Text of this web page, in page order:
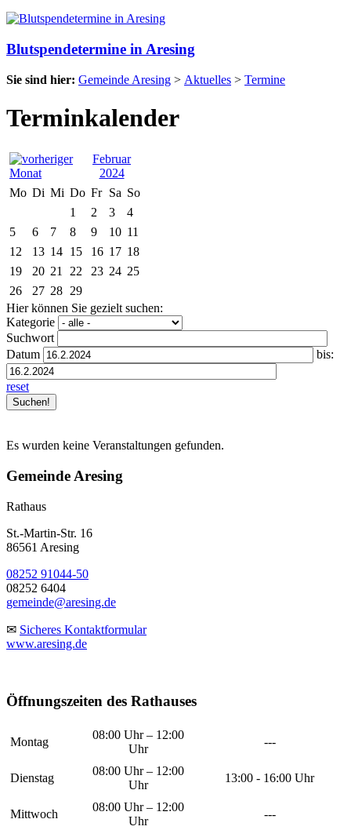
Blutspendetermine in Aresing
Sie sind hier: Gemeinde Aresing > Aktuelles > Termine
Terminkalender
Februar
2024
Mo Di Mi Do Fr Sa So
1
2 3
4
5
6 7 8 9 10 11
12
13 14 15 16 17 18
19
20 21 22 23 24 25
26
27 28 29
Hier können Sie gezielt suchen:
Kategorie
Suchwort
Datum
bis:
reset
Es wurden keine Veranstaltungen gefunden.
Gemeinde Aresing
Rathaus
St.-Martin-Str. 16
86561 Aresing
08252 91044-50
08252 6404
gemeinde@aresing.de
✉ Sicheres Kontaktformular
www.aresing.de
Öffnungszeiten des Rathauses
Montag
08:00 Uhr – 12:00
Uhr
---
Dienstag
08:00 Uhr – 12:00
Uhr
13:00 - 16:00 Uhr
Mittwoch
08:00 Uhr – 12:00
Uhr
---